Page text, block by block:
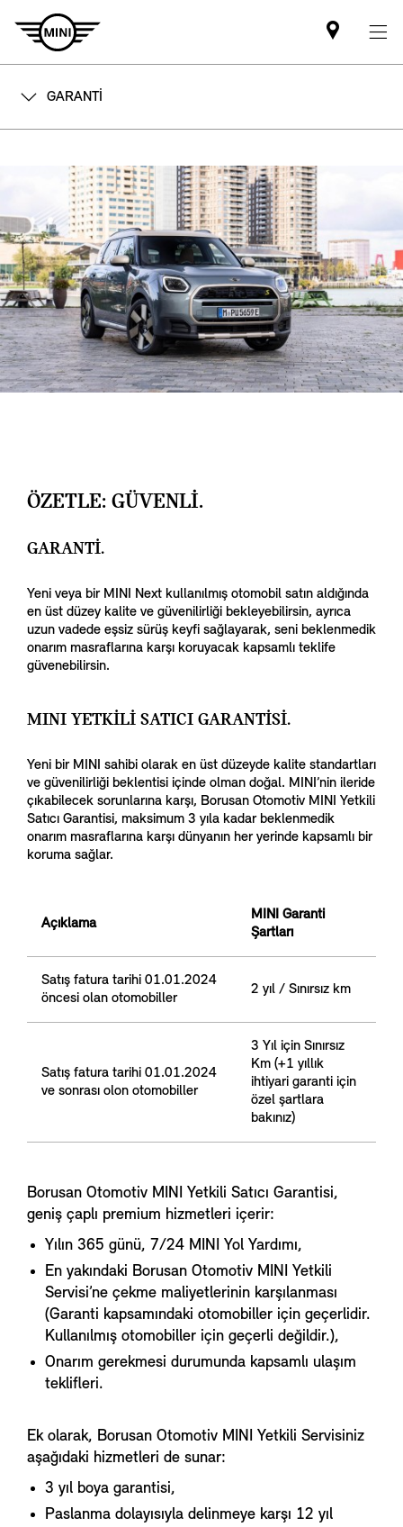
Mini
dealer
GARANTİ
ÖZETLE: GÜVENLİ.
GARANTI.
Yeni veya bir MINI Next kullanılmış otomobil satın aldığında
en üst düzey kalite ve güvenilirliği bekleyebilirsin, ayrıca
uzun vadede eşsiz sürüş keyfi sağlayarak, seni beklenmedik
onarım masraflarına karşı koruyacak kapsamlı teklife
güvenebilirsin.
MINI YETKİLİ SATICI GARANTİSİ.
Yeni bir MINI sahibi olarak en üst düzeyde kalite standartları
ve güvenilirliği beklentisi içinde olman doğal. MINI’nin ileride
çıkabilecek sorunlarına karşı, Borusan Otomotiv MINI Yetkili
Satıcı Garantisi, maksimum 3 yıla kadar beklenmedik
onarım masraflarına karşı dünyanın her yerinde kapsamlı bir
koruma sağlar.
Açıklama
MINI Garanti
Şartları
Satış fatura tarihi 01.01.2024
öncesi olan otomobiller
2 yıl / Sınırsız km
Satış fatura tarihi 01.01.2024
ve sonrası olon otomobiller
3 Yıl için Sınırsız
Km (+1 yıllık
ihtiyari garanti için
özel şartlara
bakınız)
Borusan Otomotiv MINI Yetkili Satıcı Garantisi,
geniş çaplı premium hizmetleri içerir:
Yılın 365 günü, 7/24 MINI Yol Yardımı,
En yakındaki Borusan Otomotiv MINI Yetkili
Servisi’ne çekme maliyetlerinin karşılanması
(Garanti kapsamındaki otomobiller için geçerlidir.
Kullanılmış otomobiller için geçerli değildir.),
Onarım gerekmesi durumunda kapsamlı ulaşım
teklifleri.
Ek olarak, Borusan Otomotiv MINI Yetkili Servisiniz
aşağıdaki hizmetleri de sunar:
3 yıl boya garantisi,
Paslanma dolayısıyla delinmeye karşı 12 yıl